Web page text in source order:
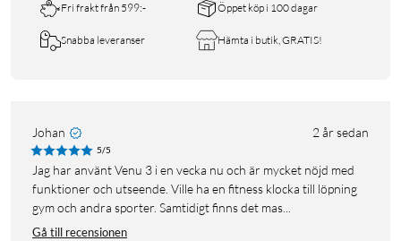
Fri frakt från 599:- Öppet köp i 100 dagar
Snabba leveranser Hämta i butik, GRATIS!
Johan 2 år sedan
5/5
Jag har använt Venu 3 i en vecka nu och är mycket nöjd med
funktioner och utseende. Ville ha en fitness klocka till löpning
gym och andra sporter. Samtidigt finns det mas...
Gå till recensionen